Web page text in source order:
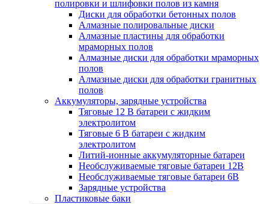
полировки и шлифовки полов из камня
Диски для обработки бетонных полов
Алмазные полировальные диски
Алмазные пластины для обработки
мраморных полов
Алмазные диски для обработки мраморных
полов
Алмазные диски для обработки гранитных
полов
Аккумуляторы, зарядные устройства
Тяговые 12 В батареи с жидким
электролитом
Тяговые 6 В батареи с жидким
электролитом
Литий-ионные аккумуляторные батареи
Необслуживаемые тяговые батареи 12В
Необслуживаемые тяговые батареи 6В
Зарядные устройства
Пластиковые баки